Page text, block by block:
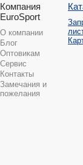
Компания
EuroSport
О компании
Блог
Оптовикам
Сервис
Контакты
Замечания и
пожелания